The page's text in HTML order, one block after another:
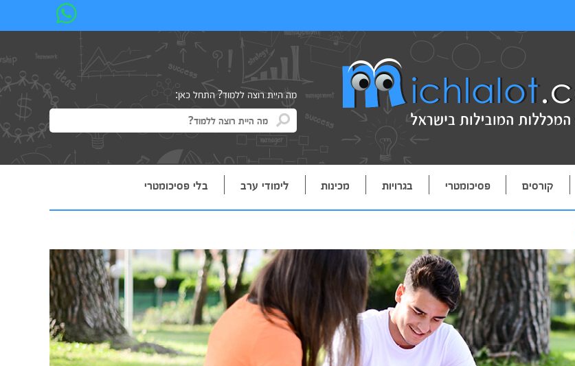
מה היית רוצה ללמוד? התחל כאן:
קורסים פסיכומטרי בגרויות מכינות לימודי ערב בלי פסיכומטרי